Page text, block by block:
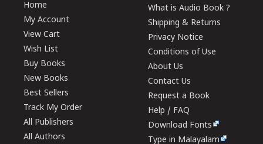
Home
My Account
View Cart
Wish List
Buy Books
New Books
Best Sellers
Track My Order
All Publishers
All Authors
What is Audio Book ?
Shipping & Returns
Privacy Notice
Conditions of Use
About Us
Contact Us
Request a Book
Help / FAQ
Download Fonts
Type in Malayalam